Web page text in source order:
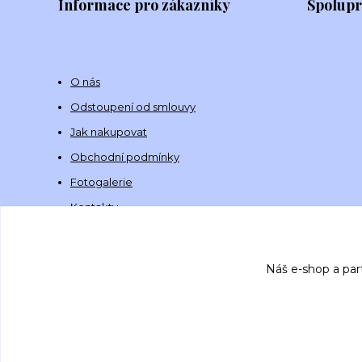
Informace pro zákazníky
O nás
Odstoupení od smlouvy
Jak nakupovat
Obchodní podmínky
Fotogalerie
Kontakty
Náš e-shop a